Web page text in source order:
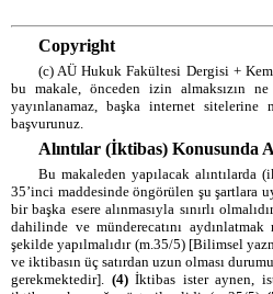
Copyright
(c) AÜ Hukuk Fakültesi Dergisi +
bu makale, önceden izin almaksızın
yayınlanamaz, başka internet
başvurunuz.
Alıntılar (İktibas) Konusunda
Bu makaleden yapılacak alıntılarda
35’inci maddesinde öngörülen şu şartlara
bir başka esere alınmasıyla sınırlı
dahilinde ve münderecatını aydınlatmak
şekilde yapılmalıdır (m.35/5) [Bilimsel
ve iktibasın üç satırdan uzun olması
gerekmektedir]. (4)İktibas ister aynen,